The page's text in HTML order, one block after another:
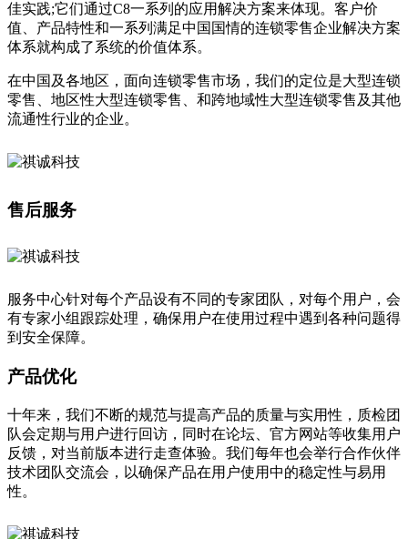
佳实践;它们通过C8一系列的应用解决方案来体现。客户价
值、产品特性和一系列满足中国国情的连锁零售企业解决方案
体系就构成了系统的价值体系。
在中国及各地区，面向连锁零售市场，我们的定位是大型连锁
零售、地区性大型连锁零售、和跨地域性大型连锁零售及其他
流通性行业的企业。
售后服务
服务中心针对每个产品设有不同的专家团队，对每个用户，会
有专家小组跟踪处理，确保用户在使用过程中遇到各种问题得
到安全保障。
产品优化
十年来，我们不断的规范与提高产品的质量与实用性，质检团
队会定期与用户进行回访，同时在论坛、官方网站等收集用户
反馈，对当前版本进行走查体验。我们每年也会举行合作伙伴
技术团队交流会，以确保产品在用户使用中的稳定性与易用
性。